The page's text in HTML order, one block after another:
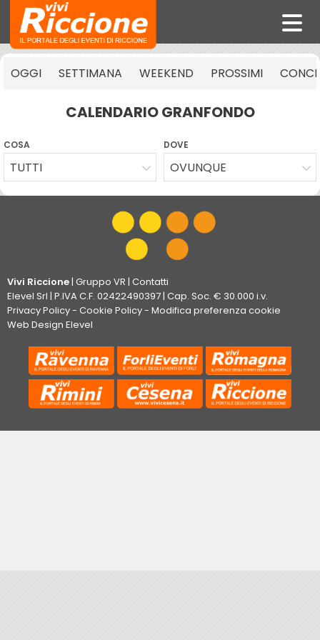
OGGI SETTIMANA WEEKEND PROSSIMI
CALENDARIO GRANFONDO
COSA
TUTTI
DOVE
OVUNQUE
Vivi Riccione| Gruppo VR | Contatti
Elevel Srl | P.IVA C.F. 02422490397 | Cap. Soc. € 30.000 i.v.
Privacy Policy- Cookie Policy- Modifica preferenza cookie
Web Design Elevel